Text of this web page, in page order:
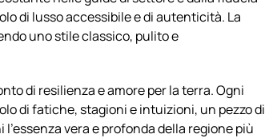
di lusso accessibile e di autenticità. La
uno stile classico, pulito e
di resilienza e amore per la terra. Ogni
di fatiche, stagioni e intuizioni, un pezzo di
vera e profonda della regione più